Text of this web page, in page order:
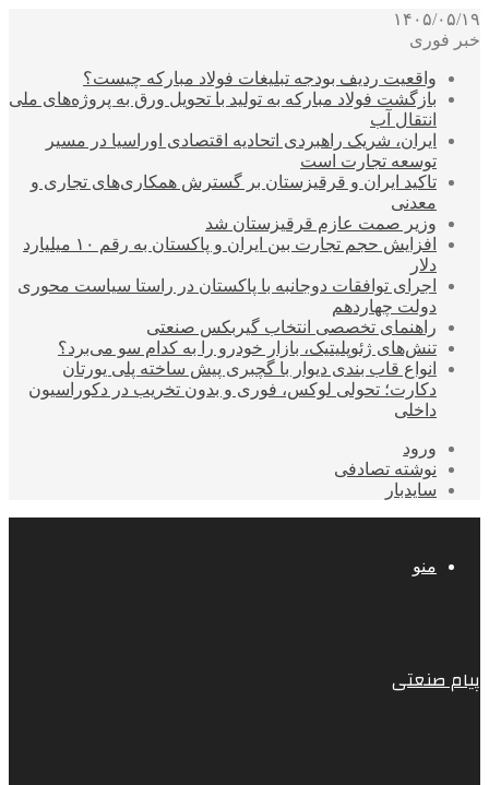
۱۴۰۵/۰۵/۱۹
خبر فوری
واقعیت ردیف بودجه تبلیغات فولاد مبارکه چیست؟
بازگشت فولاد مبارکه به تولید با تحویل ورق به پروژه‌های ملی
انتقال آب
ایران، شریک راهبردی اتحادیه اقتصادی اوراسیا در مسیر
توسعه تجارت است
تاکید ایران و قرقیزستان بر گسترش همکاری‌های تجاری و
معدنی
وزیر صمت عازم قرقیزستان شد
افزایش حجم تجارت بین ایران و پاکستان به رقم ۱۰ میلیارد
دلار
اجرای توافقات دوجانبه با پاکستان در راستا سیاست محوری
دولت چهاردهم
راهنمای تخصصی انتخاب گیربکس صنعتی
تنش‌های ژئوپلیتیک، بازار خودرو را به کدام سو می‌برد؟
انواع قاب بندی دیوار با گچبری پیش ساخته پلی یورتان
دکارت؛ تحولی لوکس، فوری و بدون تخریب در دکوراسیون
داخلی
ورود
نوشته تصادفی
سایدبار
منو
پیام صنعتی